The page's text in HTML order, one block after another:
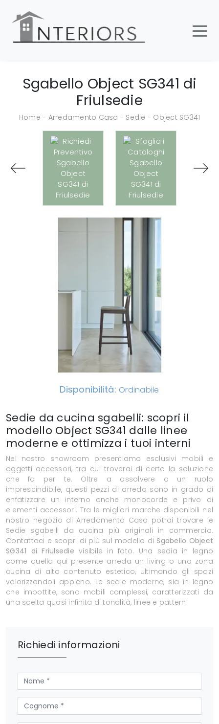
Sgabello Object SG341 di
Friulsedie
Home - Arredamento Casa - Sedie - Object SG341
Disponibilità: Ordinabile
Sedie da cucina sgabelli: scopri il
modello Object SG341 dalle linee
moderne e ottimizza i tuoi interni
Nel nostro showroom presentiamo esclusivi mobili e
oggetti accessori, tra cui troverai di certo la soluzione
che fa per te. Oltre a assolvere a un ruolo
imprescindibile, questi pezzi di arredo sono in grado di
enfatizzare un interno anche monocorde e privo di
elementi accessori. Tra le migliori marche disponibili nel
nostro negozio di Arredamento Casa potrai trovare le
Sedie sgabelli da cucina più originali in commercio.
Contattaci e scopri di più sul modello di Sgabello Object
SG341 di Friulsedie visibile in foto. Una sedia in legno
come quella qui presente arreda un living o una zona
cucina di alto contenuto estetico, ultimando gli spazi
valorizzandoli appieno. Le sedie moderne, sia in legno
che imbottite, sono mobili complessi, caratterizzati da
una scelta quasi infinita di tonalità, linee e pattern.
Richiedi informazioni